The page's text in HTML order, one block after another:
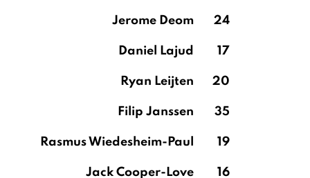
Jerome Deom 24
Daniel Lajud 17
Ryan Leijten 20
Filip Janssen 35
Rasmus Wiedesheim-Paul 19
Jack Cooper-Love 16